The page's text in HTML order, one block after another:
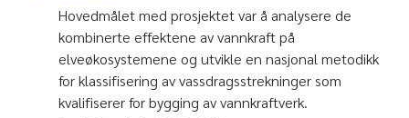
Hovedmålet med prosjektet var å analysere de
kombinerte effektene av vannkraft på
elveøkosystemene og utvikle en nasjonal metodikk
for klassifisering av vassdragsstrekninger som
kvalifiserer for bygging av vannkraftverk.